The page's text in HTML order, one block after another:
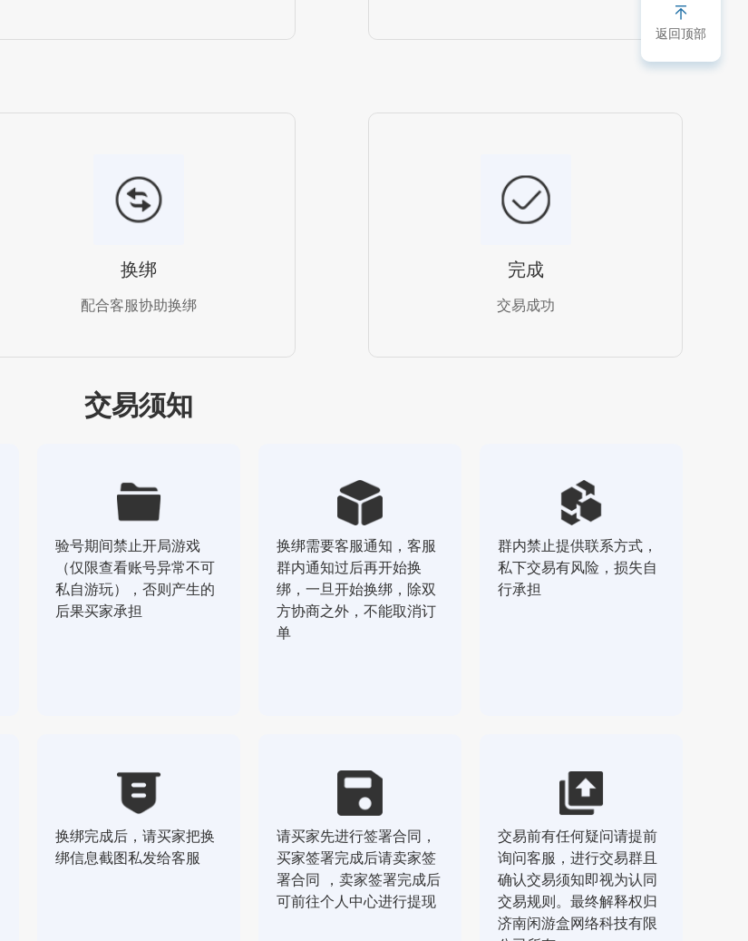
换绑
配合客服协助换绑
完成
交易成功
交易须知
验号期间禁止开局游戏
（仅限查看账号异常不可
私自游玩），否则产生的
后果买家承担
换绑需要客服通知，客服
群内通知过后再开始换
绑，一旦开始换绑，除双
方协商之外，不能取消订
单
群内禁止提供联系方式，
私下交易有风险，损失自
行承担
换绑完成后，请买家把换
绑信息截图私发给客服
请买家先进行签署合同，
买家签署完成后请卖家签
署合同 ，卖家签署完成后
可前往个人中心进行提现
交易前有任何疑问请提前
询问客服，进行交易群且
确认交易须知即视为认同
交易规则。最终解释权归
济南闲游盒网络科技有限
返回顶部